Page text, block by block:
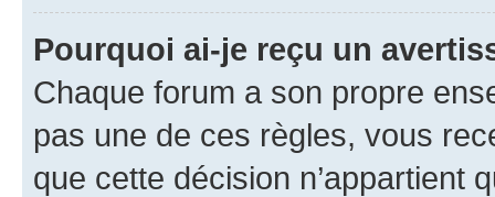
Pourquoi ai-je reçu un
Chaque forum a son propre
pas une de ces règles, vous
que cette décision n’appartient